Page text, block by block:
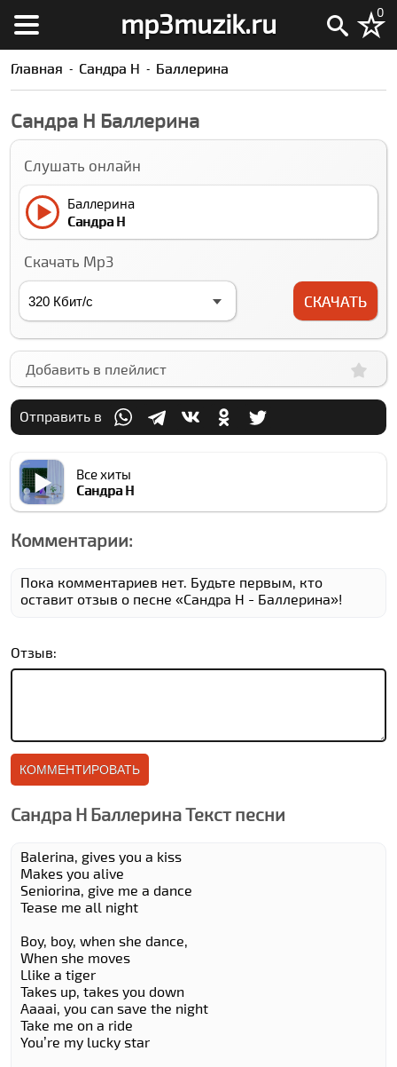
mp3muzik.ru 0
Главная Сандра Н Баллерина
Сандра Н Баллерина
Слушать онлайн
Баллерина
Сандра Н
Скачать Mp3
СКАЧАТЬ
Добавить в плейлист
Отправить в
Все хиты
Сандра Н
Комментарии:
Пока комментариев нет. Будьте первым, кто
оставит отзыв о песне «Сандра Н - Баллерина»!
Отзыв:
Сандра Н Баллерина Текст песни
Balerina, gives you a kiss
Makes you alive
Seniorina, give me a dance
Tease me all night
Boy, boy, when she dance,
When she moves
Llike a tiger
Takes up, takes you down
Aaaai, you can save the night
Take me on a ride
You’re my lucky star